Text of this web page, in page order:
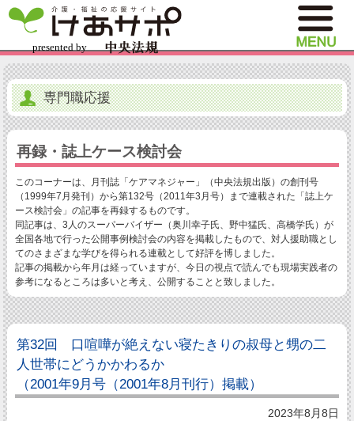
専門職応援
再録・誌上ケース検討会
このコーナーは、月刊誌「ケアマネジャー」（中央法規出版）の創刊号
（1999年7月発刊）から第132号（2011年3月号）まで連載された「誌上ケ
ース検討会」の記事を再録するものです。
同記事は、3人のスーパーバイザー（奥川幸子氏、野中猛氏、高橋学氏）が
全国各地で行った公開事例検討会の内容を掲載したもので、対人援助職とし
てのさまざまな学びを得られる連載として好評を博しました。
記事の掲載から年月は経っていますが、今日の視点で読んでも現場実践者の
参考になるところは多いと考え、公開することと致しました。
第32回 口喧嘩が絶えない寝たきりの叔母と甥の二
人世帯にどうかかわるか
（2001年9月号（2001年8月刊行）掲載）
2023年8月8日